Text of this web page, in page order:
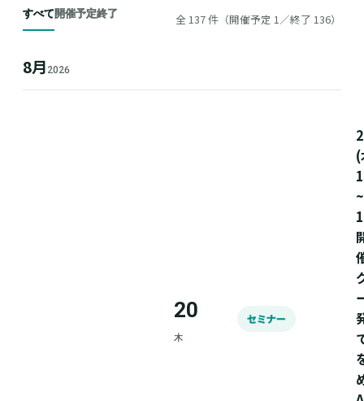
すべて 開催予定終了 全 137 件（開催予定 1／終了 136）
8月 2026
20
木
セミナー
~